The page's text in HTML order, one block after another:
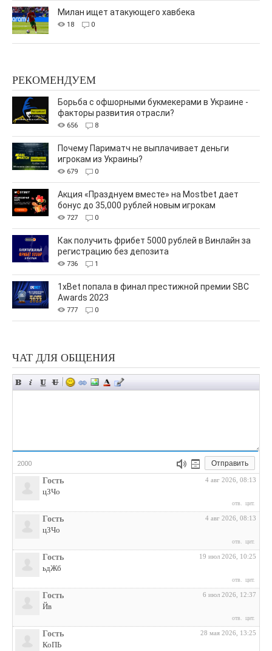
Милан ищет атакующего хавбека
18 0
РЕКОМЕНДУЕМ
Борьба с офшорными букмекерами в Украине -
факторы развития отрасли?
656 8
Почему Париматч не выплачивает деньги
игрокам из Украины?
679 0
Акция «Празднуем вместе» на Mostbet дает
бонус до 35,000 рублей новым игрокам
727 0
Как получить фрибет 5000 рублей в Винлайн за
регистрацию без депозита
736 1
1xBet попала в финал престижной премии SBC
Awards 2023
777 0
ЧАТ ДЛЯ ОБЩЕНИЯ
Отправить
2000
Гость 4 авг 2026, 08:13
цЗЧо
отв. цит.
Гость 4 авг 2026, 08:13
цЗЧо
отв. цит.
Гость 19 июл 2026, 10:25
ьдЖб
отв. цит.
Гость 6 июл 2026, 12:37
Йв
отв. цит.
Гость 28 мая 2026, 13:25
КоПЬ